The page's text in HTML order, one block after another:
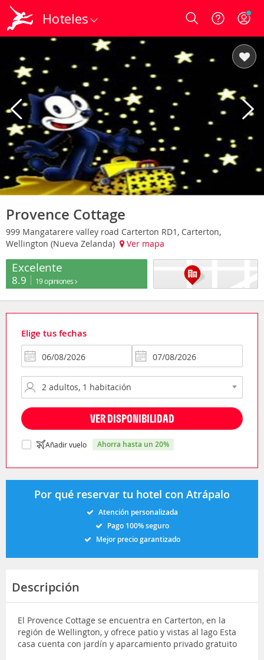
Hoteles Login
Provence Cottage
999 Mangatarere valley road Carterton RD1, Carterton,
Wellington (Nueva Zelanda)
Ver mapa
Excelente
8.9 19 opiniones
Elige tus fechas
VER DISPONIBILIDAD
Añadir vuelo ahorra hasta un 20%
Por qué reservar tu hotel con Atrápalo
Atención personalizada
Pago 100% seguro
Mejor precio garantizado
Descripción
El Provence Cottage se encuentra en Carterton, en la
región de Wellington, y ofrece patio y vistas al lago Esta
casa cuenta con jardín y aparcamiento privado gratuito